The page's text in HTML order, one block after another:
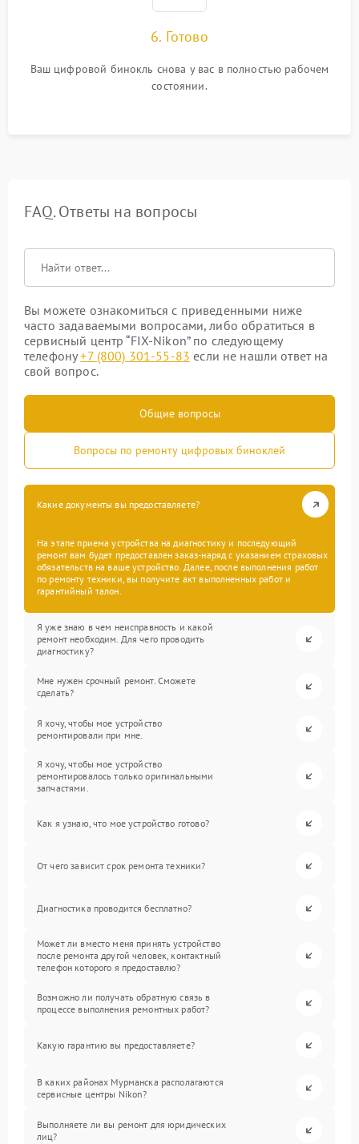
6. Готово
Ваш цифровой бинокль снова у вас в полностью рабочем
состоянии.
FAQ. Ответы на вопросы
Вы можете ознакомиться с приведенными ниже
часто задаваемыми вопросами, либо обратиться в
сервисный центр “FIX-Nikon” по следующему
телефону+7 (800) 301-55-83 если не нашли ответ на
свой вопрос.
Общие вопросы
Вопросы по ремонту цифровых биноклей
Какие документы вы предоставляете?
На этапе приема устройства на диагностику и последующий
ремонт вам будет предоставлен заказ-наряд с указанием страховых
обязательств на ваше устройство. Далее, после выполнения работ
по ремонту техники, вы получите акт выполненных работ и
гарантийный талон.
Я уже знаю в чем неисправность и какой
ремонт необходим. Для чего проводить
диагностику?
Мне нужен срочный ремонт. Сможете
сделать?
Я хочу, чтобы мое устройство
ремонтировали при мне.
Я хочу, чтобы мое устройство
ремонтировалось только оригинальными
запчастями.
Как я узнаю, что мое устройство готово?
От чего зависит срок ремонта техники?
Диагностика проводится бесплатно?
Может ли вместо меня принять устройство
после ремонта другой человек, контактный
телефон которого я предоставлю?
Возможно ли получать обратную связь в
процессе выполнения ремонтных работ?
Какую гарантию вы предоставляете?
В каких районах Мурманска располагаются
сервисные центры Nikon?
Выполняете ли вы ремонт для юридических
лиц?